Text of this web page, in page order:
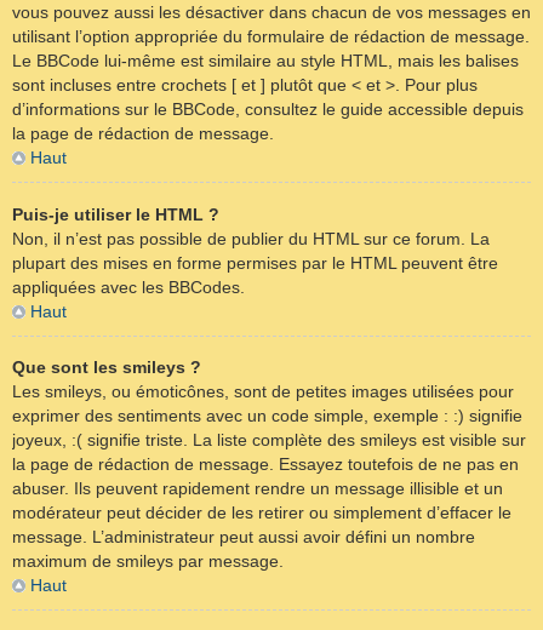
vous pouvez aussi les désactiver dans chacun de vos messages en
utilisant l’option appropriée du formulaire de rédaction de message.
Le BBCode lui-même est similaire au style HTML, mais les balises
sont incluses entre crochets [ et ] plutôt que < et >. Pour plus
d’informations sur le BBCode, consultez le guide accessible depuis
la page de rédaction de message.
Haut
Puis-je utiliser le HTML ?
Non, il n’est pas possible de publier du HTML sur ce forum. La
plupart des mises en forme permises par le HTML peuvent être
appliquées avec les BBCodes.
Haut
Que sont les smileys ?
Les smileys, ou émoticônes, sont de petites images utilisées pour
exprimer des sentiments avec un code simple, exemple : :) signifie
joyeux, :( signifie triste. La liste complète des smileys est visible sur
la page de rédaction de message. Essayez toutefois de ne pas en
abuser. Ils peuvent rapidement rendre un message illisible et un
modérateur peut décider de les retirer ou simplement d’effacer le
message. L’administrateur peut aussi avoir défini un nombre
maximum de smileys par message.
Haut